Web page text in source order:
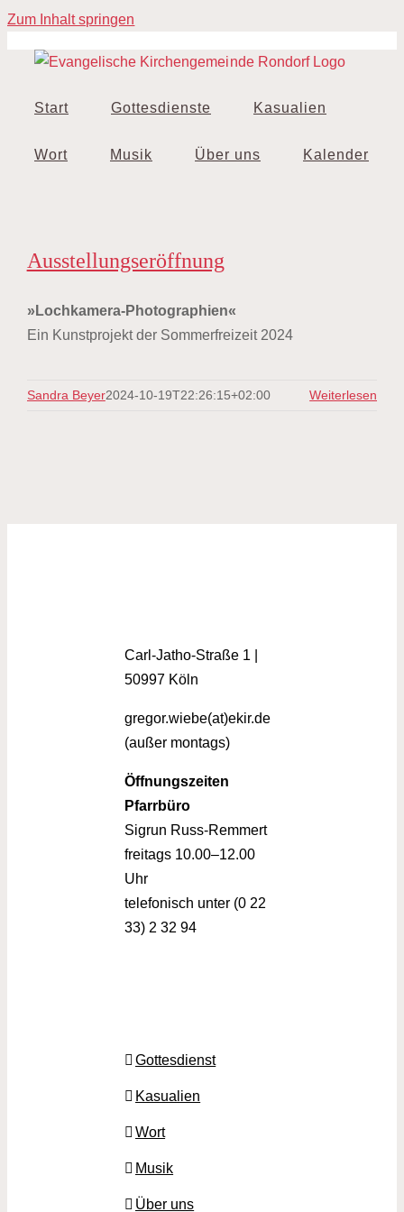
Zum Inhalt springen
Start Gottesdienste Kasualien
Wort Musik Über uns Kalender
Ausstellungseröffnung
»Lochkamera-Photographien«
Ein Kunstprojekt der Sommerfreizeit 2024
Sandra Beyer2024-10-19T22:26:15+02:00 Weiterlesen
Carl-Jatho-Straße 1 |
50997 Köln
gregor.wiebe(at)ekir.de
(außer montags)
Öffnungszeiten
Pfarrbüro
Sigrun Russ-Remmert
freitags 10.00–12.00
Uhr
telefonisch unter (0 22
33) 2 32 94
Gottesdienst
Kasualien
Wort
Musik
Über uns